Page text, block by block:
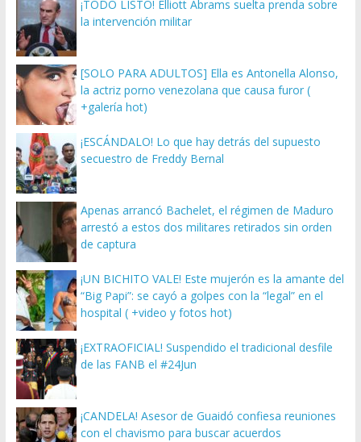
¡TODO LISTO! Elliott Abrams suelta prenda sobre
la intervención militar
[SOLO PARA ADULTOS] Ella es Antonella Alonso,
la actriz porno venezolana que causa furor (
+galería hot)
¡ESCÁNDALO! Lo que hay detrás del supuesto
secuestro de Freddy Bernal
Apenas arrancó Bachelet, el régimen de Maduro
arrestó a estos dos militares retirados sin orden
de captura
¡UN BICHITO VALE! Este mujerón es la amante del
“Big Papi”: se cayó a golpes con la “legal” en el
hospital ( +video y fotos hot)
¡EXTRAOFICIAL! Suspendido el tradicional desfile
de las FANB el #24Jun
¡CANDELA! Asesor de Guaidó confiesa reuniones
con el chavismo para buscar acuerdos